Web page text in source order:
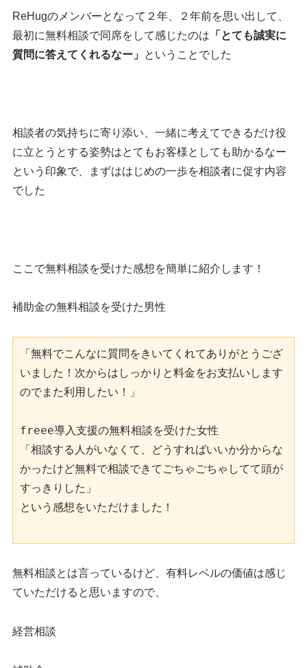
ReHugのメンバーとなって２年、２年前を思い出して、
最初に無料相談で同席をして感じたのは 「とても誠実に
質問に答えてくれるなー」 ということでした
相談者の気持ちに寄り添い、一緒に考えてできるだけ役
に立とうとする姿勢はとてもお客様としても助かるなー
という印象で、まずははじめの一歩を相談者に促す内容
でした
ここで無料相談を受けた感想を簡単に紹介します！
補助金の無料相談を受けた男性
「無料でこんなに質問をきいてくれてありがとうござ
いました！次からはしっかりと料金をお支払いします
のでまた利用したい！」
freee導入支援の無料相談を受けた女性
「相談する人がいなくて、どうすればいいか分からな
かったけど無料で相談できてごちゃごちゃしてて頭が
すっきりした」
という感想をいただけました！
無料相談とは言っているけど、有料レベルの価値は感じ
ていただけると思いますので、
経営相談